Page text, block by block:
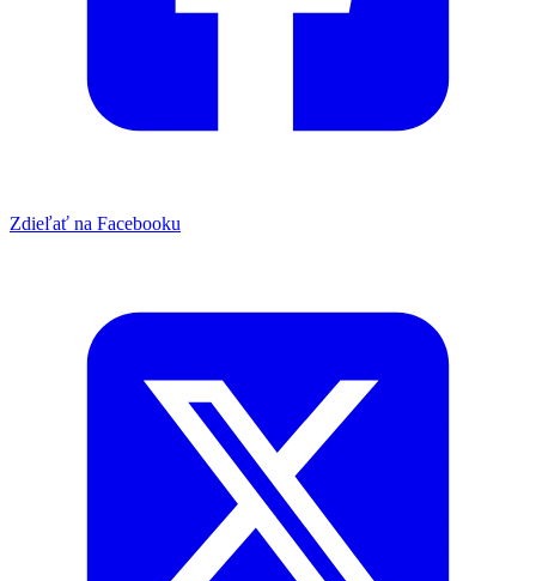
Zdieľať na Facebooku